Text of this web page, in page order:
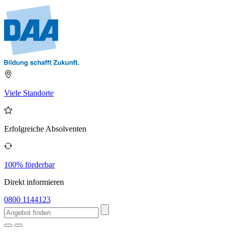
Viele Standorte
Erfolgreiche Absolventen
100% förderbar
Direkt informieren
0800 1144123